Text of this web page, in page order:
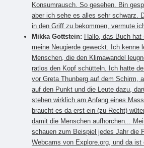
Konsumrausch. So gesehen. Bin
aber ich sehe es alles sehr schwarz.
in den Griff zu bekommen, vermute
Mikka Gottstein: Hallo, das Buch
meine Neugierde geweckt. Ich kenne
Menschen, die den Klimawandel
ratlos den Kopf schütteln. Ich hatte
vor Greta Thunberg auf dem Schirm,
auf den Punkt und die Leute dazu,
stehen wirklich am Anfang eines
braucht es da erst ein (zu Recht)
damit die Menschen aufhorchen...
schauen zum Beispiel jedes Jahr die
Webcams von Explore.org, und da ist